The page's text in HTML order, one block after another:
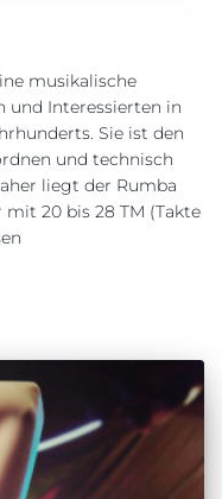
musikalische
und Interessierten in
Sie ist den
und technisch
liegt der Rumba
20 bis 28 TM (Takte